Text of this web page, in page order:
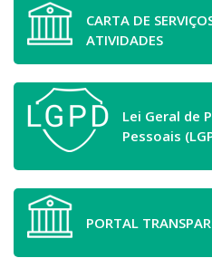
CARTA DE
ATIVIDADES
Lei Geral de
Pessoais
PORTAL